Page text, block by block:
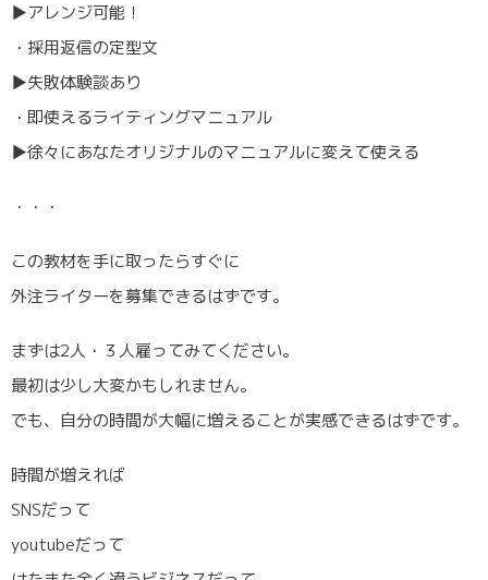
▶︎アレンジ可能！
・採用返信の定型文
▶︎失敗体験談あり
・即使えるライティングマニュアル
▶︎徐々にあなたオリジナルのマニュアルに変えて使える
・・・
この教材を手に取ったらすぐに
外注ライターを募集できるはずです。
まずは2人・３人雇ってみてください。
最初は少し大変かもしれません。
でも、自分の時間が大幅に増えることが実感できるはずです。
時間が増えれば
SNSだって
youtubeだって